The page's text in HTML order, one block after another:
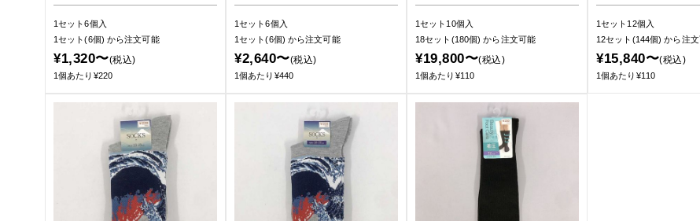
1セット6個入
1セット(6個) から注文可能
¥1,320〜(税込)
1個あたり¥220
1セット6個入
1セット(6個) から注文可能
¥2,640〜(税込)
1個あたり¥440
1セット10個入
18セット(180個)から注文可能
¥19,800〜(税込)
1個あたり¥110
1セット12個入
12セット(144個)から注
¥15,840〜(税込)
1個あたり¥110